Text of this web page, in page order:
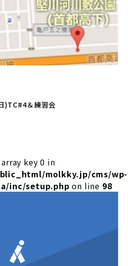
)TC#4＆練習会
key 0 in
molkky.jp/cms/wp-
inc/setup.php on line 98